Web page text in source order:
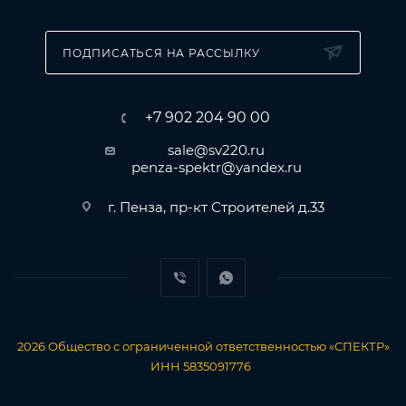
ПОДПИСАТЬСЯ НА РАССЫЛКУ
+7 902 204 90 00
sale@sv220.ru
penza-spektr@yandex.ru
г. Пенза, пр-кт Строителей д.33
2026 Общество с ограниченной ответственностью «СПЕКТР»
ИНН 5835091776